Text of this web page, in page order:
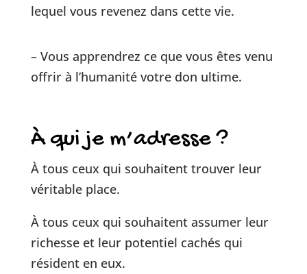
lequel vous revenez dans cette vie.
– Vous apprendrez ce que vous êtes venu
offrir à l’humanité votre don ultime.
À qui je m’adresse ?
À tous ceux qui souhaitent trouver leur
véritable place.
À tous ceux qui souhaitent assumer leur
richesse et leur potentiel cachés qui
résident en eux.